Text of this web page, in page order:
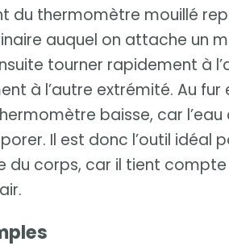
du thermomètre mouillé
auquel on attache un
tourner rapidement à
à l’autre extrémité. Au
baisse, car
Il est donc l’outil
du corps, car il tient